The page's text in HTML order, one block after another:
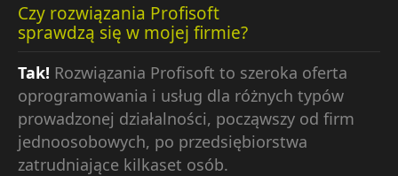
Czy rozwiązania Profisoft
sprawdzą się w mojej firmie?
Tak! Rozwiązania Profisoft to szeroka oferta
oprogramowania i usług dla różnych typów
prowadzonej działalności, począwszy od firm
jednoosobowych, po przedsiębiorstwa
zatrudniające kilkaset osób.